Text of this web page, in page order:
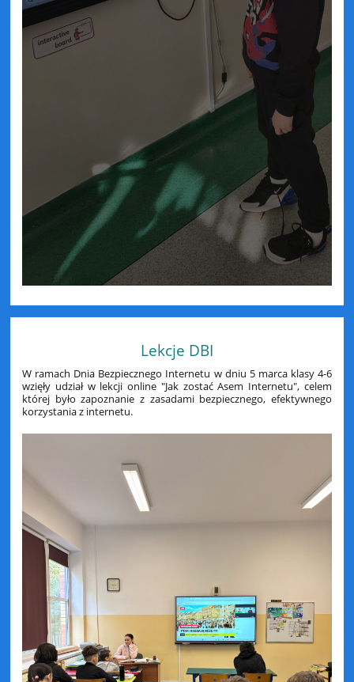
Lekcje DBI
W ramach Dnia Bezpiecznego Internetu w dniu 5 marca klasy 4-6
wzięły udział w lekcji online "Jak zostać Asem Internetu", celem
której było zapoznanie z zasadami bezpiecznego, efektywnego
korzystania z internetu.